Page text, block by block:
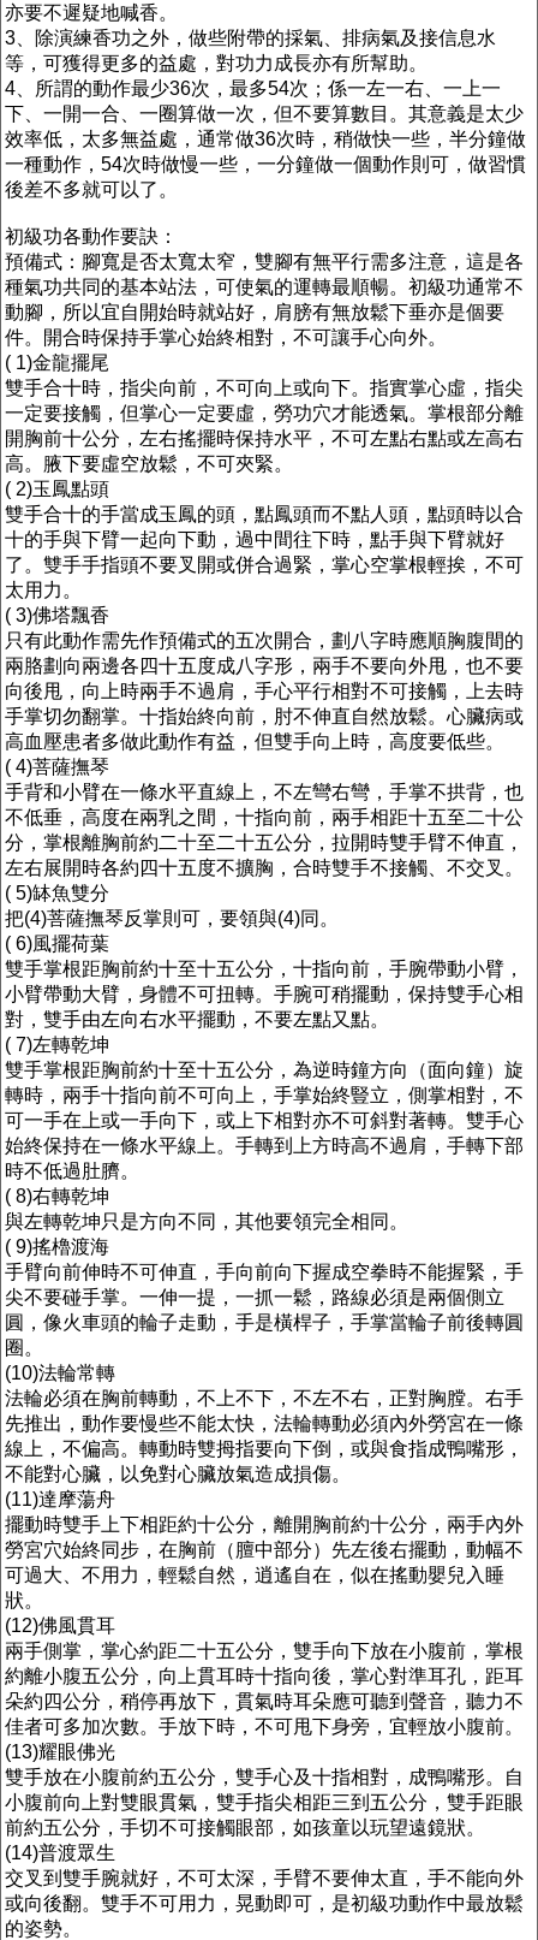
亦要不遲疑地喊香。
3、除演練香功之外，做些附帶的採氣、排病氣及接信息水
等，可獲得更多的益處，對功力成長亦有所幫助。
4、所謂的動作最少36次，最多54次；係一左一右、一上一
下、一開一合、一圈算做一次，但不要算數目。其意義是太少
效率低，太多無益處，通常做36次時，稍做快一些，半分鐘做
一種動作，54次時做慢一些，一分鐘做一個動作則可，做習慣
後差不多就可以了。
初級功各動作要訣：
預備式：腳寬是否太寬太窄，雙腳有無平行需多注意，這是各
種氣功共同的基本站法，可使氣的運轉最順暢。初級功通常不
動腳，所以宜自開始時就站好，肩膀有無放鬆下垂亦是個要
件。開合時保持手掌心始終相對，不可讓手心向外。
( 1)金龍擺尾
雙手合十時，指尖向前，不可向上或向下。指實掌心虛，指尖
一定要接觸，但掌心一定要虛，勞功穴才能透氣。掌根部分離
開胸前十公分，左右搖擺時保持水平，不可左點右點或左高右
高。腋下要虛空放鬆，不可夾緊。
( 2)玉鳳點頭
雙手合十的手當成玉鳳的頭，點鳳頭而不點人頭，點頭時以合
十的手與下臂一起向下動，過中間往下時，點手與下臂就好
了。雙手手指頭不要叉開或併合過緊，掌心空掌根輕挨，不可
太用力。
( 3)佛塔飄香
只有此動作需先作預備式的五次開合，劃八字時應順胸腹間的
兩胳劃向兩邊各四十五度成八字形，兩手不要向外甩，也不要
向後甩，向上時兩手不過肩，手心平行相對不可接觸，上去時
手掌切勿翻掌。十指始終向前，肘不伸直自然放鬆。心臟病或
高血壓患者多做此動作有益，但雙手向上時，高度要低些。
( 4)菩薩撫琴
手背和小臂在一條水平直線上，不左彎右彎，手掌不拱背，也
不低垂，高度在兩乳之間，十指向前，兩手相距十五至二十公
分，掌根離胸前約二十至二十五公分，拉開時雙手臂不伸直，
左右展開時各約四十五度不擴胸，合時雙手不接觸、不交叉。
( 5)缽魚雙分
把(4)菩薩撫琴反掌則可，要領與(4)同。
( 6)風擺荷葉
雙手掌根距胸前約十至十五公分，十指向前，手腕帶動小臂，
小臂帶動大臂，身體不可扭轉。手腕可稍擺動，保持雙手心相
對，雙手由左向右水平擺動，不要左點又點。
( 7)左轉乾坤
雙手掌根距胸前約十至十五公分，為逆時鐘方向（面向鐘）旋
轉時，兩手十指向前不可向上，手掌始終豎立，側掌相對，不
可一手在上或一手向下，或上下相對亦不可斜對著轉。雙手心
始終保持在一條水平線上。手轉到上方時高不過肩，手轉下部
時不低過肚臍。
( 8)右轉乾坤
與左轉乾坤只是方向不同，其他要領完全相同。
( 9)搖櫓渡海
手臂向前伸時不可伸直，手向前向下握成空拳時不能握緊，手
尖不要碰手掌。一伸一提，一抓一鬆，路線必須是兩個側立
圓，像火車頭的輪子走動，手是橫桿子，手掌當輪子前後轉圓
圈。
(10)法輪常轉
法輪必須在胸前轉動，不上不下，不左不右，正對胸膛。右手
先推出，動作要慢些不能太快，法輪轉動必須內外勞宮在一條
線上，不偏高。轉動時雙拇指要向下倒，或與食指成鴨嘴形，
不能對心臟，以免對心臟放氣造成損傷。
(11)達摩蕩舟
擺動時雙手上下相距約十公分，離開胸前約十公分，兩手內外
勞宮穴始終同步，在胸前（膻中部分）先左後右擺動，動幅不
可過大、不用力，輕鬆自然，逍遙自在，似在搖動嬰兒入睡
狀。
(12)佛風貫耳
兩手側掌，掌心約距二十五公分，雙手向下放在小腹前，掌根
約離小腹五公分，向上貫耳時十指向後，掌心對準耳孔，距耳
朵約四公分，稍停再放下，貫氣時耳朵應可聽到聲音，聽力不
佳者可多加次數。手放下時，不可甩下身旁，宜輕放小腹前。
(13)耀眼佛光
雙手放在小腹前約五公分，雙手心及十指相對，成鴨嘴形。自
小腹前向上對雙眼貫氣，雙手指尖相距三到五公分，雙手距眼
前約五公分，手切不可接觸眼部，如孩童以玩望遠鏡狀。
(14)普渡眾生
交叉到雙手腕就好，不可太深，手臂不要伸太直，手不能向外
或向後翻。雙手不可用力，晃動即可，是初級功動作中最放鬆
的姿勢。